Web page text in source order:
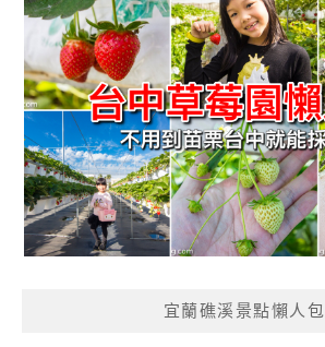
宜蘭礁溪景點懶人包